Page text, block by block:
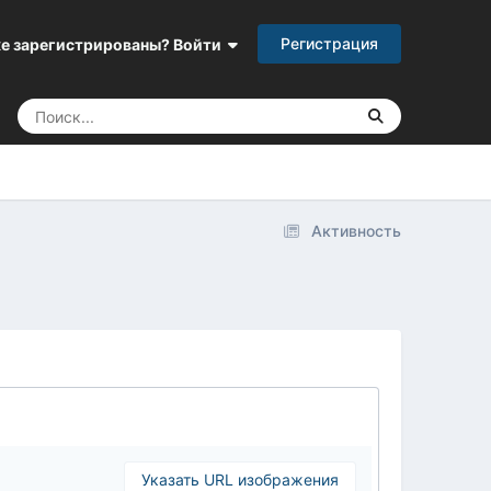
зарегистрированы? Войти Регистрация
Активность
Указать URL изображения